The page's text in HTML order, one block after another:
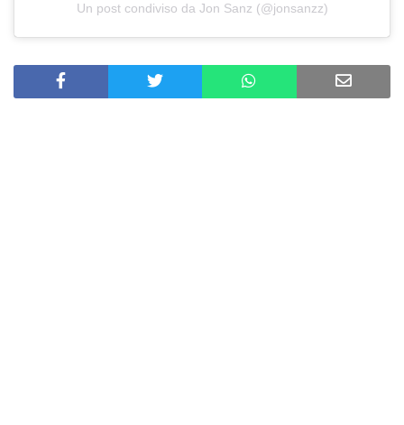
Un post condiviso da Jon Sanz (@jonsanzz)